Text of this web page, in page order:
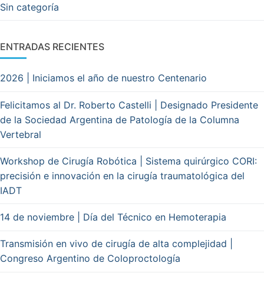
Sin categoría
ENTRADAS RECIENTES
2026 | Iniciamos el año de nuestro Centenario
Felicitamos al Dr. Roberto Castelli | Designado Presidente
de la Sociedad Argentina de Patología de la Columna
Vertebral
Workshop de Cirugía Robótica | Sistema quirúrgico CORI:
precisión e innovación en la cirugía traumatológica del
IADT
14 de noviembre | Día del Técnico en Hemoterapia
Transmisión en vivo de cirugía de alta complejidad |
Congreso Argentino de Coloproctología